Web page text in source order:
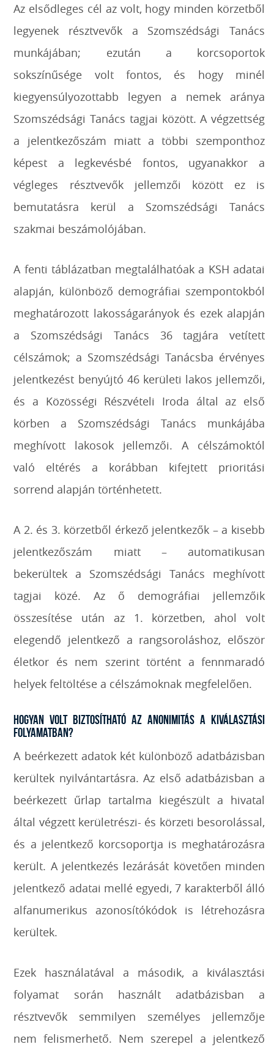
Az elsődleges cél az volt, hogy minden körzetből
legyenek résztvevők a Szomszédsági Tanács
munkájában; ezután a korcsoportok
sokszínűsége volt fontos, és hogy minél
kiegyensúlyozottabb legyen a nemek aránya
Szomszédsági Tanács tagjai között. A végzettség
a jelentkezőszám miatt a többi szemponthoz
képest a legkevésbé fontos, ugyanakkor a
végleges résztvevők jellemzői között ez is
bemutatásra kerül a Szomszédsági Tanács
szakmai beszámolójában.
A fenti táblázatban megtalálhatóak a KSH adatai
alapján, különböző demográfiai szempontokból
meghatározott lakosságarányok és ezek alapján
a Szomszédsági Tanács 36 tagjára vetített
célszámok; a Szomszédsági Tanácsba érvényes
jelentkezést benyújtó 46 kerületi lakos jellemzői,
és a Közösségi Részvételi Iroda által az első
körben a Szomszédsági Tanács munkájába
meghívott lakosok jellemzői. A célszámoktól
való eltérés a korábban kifejtett prioritási
sorrend alapján történhetett.
A 2. és 3. körzetből érkező jelentkezők – a kisebb
jelentkezőszám miatt – automatikusan
bekerültek a Szomszédsági Tanács meghívott
tagjai közé. Az ő demográfiai jellemzőik
összesítése után az 1. körzetben, ahol volt
elegendő jelentkező a rangsoroláshoz, először
életkor és nem szerint történt a fennmaradó
helyek feltöltése a célszámoknak megfelelően.
Hogyan volt biztosítható az anonimitás a kiválasztási
folyamatban?
A beérkezett adatok két különböző adatbázisban
kerültek nyilvántartásra.Az első adatbázisban a
beérkezett űrlap tartalma kiegészült a hivatal
által végzett kerületrészi- és körzeti besorolással,
és a jelentkező korcsoportja is meghatározásra
került. A jelentkezés lezárását követően minden
jelentkező adatai mellé egyedi, 7 karakterből álló
alfanumerikus azonosítókódok is létrehozásra
kerültek.
Ezek használatával a második, a kiválasztási
folyamat során használt adatbázisban a
résztvevők semmilyen személyes jellemzője
nem felismerhető. Nem szerepel a jelentkező